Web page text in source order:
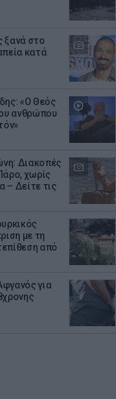
ξανά στο
κατά
«Ο Θεός
ανθρώπου
Διακοπές
χωρίς
– Δείτε τις
με τη
από
για